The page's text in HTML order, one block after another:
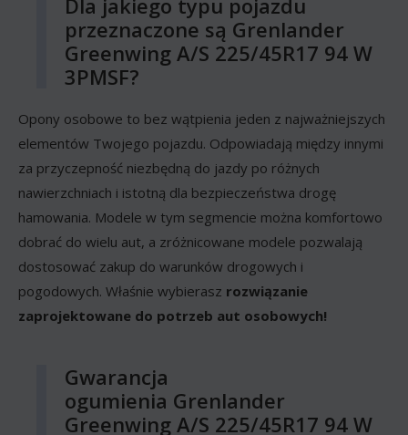
Dla jakiego typu pojazdu
przeznaczone są Grenlander
Greenwing A/S 225/45R17 94 W
3PMSF?
Opony osobowe to bez wątpienia jeden z najważniejszych
elementów Twojego pojazdu. Odpowiadają między innymi
za przyczepność niezbędną do jazdy po różnych
nawierzchniach i istotną dla bezpieczeństwa drogę
hamowania. Modele w tym segmencie można komfortowo
dobrać do wielu aut, a zróżnicowane modele pozwalają
dostosować zakup do warunków drogowych i
pogodowych. Właśnie wybierasz rozwiązanie
zaprojektowane do potrzeb aut osobowych!
Gwarancja
ogumienia Grenlander
Greenwing A/S 225/45R17 94 W